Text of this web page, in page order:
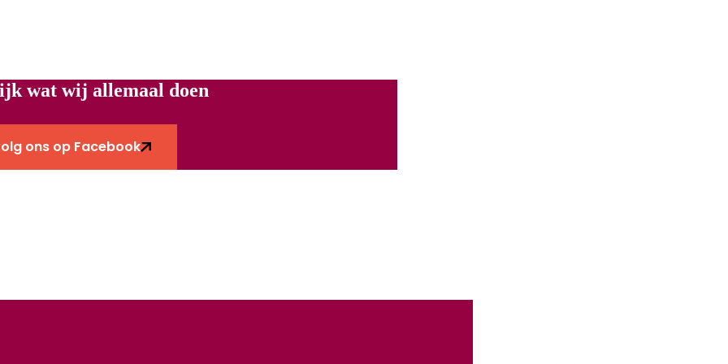
wat wij allemaal doen
Volg ons op Facebook